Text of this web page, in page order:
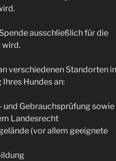
ausschließlich für die
wird.
verschiedenen Standorten in
Hundes an:
und Gebrauchsprüfung sowie
Landesrecht
(vor allem geeignete